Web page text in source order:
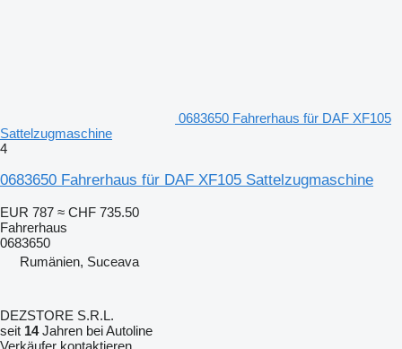
0683650 Fahrerhaus für DAF XF105
Sattelzugmaschine
4
0683650 Fahrerhaus für DAF XF105 Sattelzugmaschine
EUR 787 ≈ CHF 735.50
Fahrerhaus
0683650
Rumänien, Suceava
DEZSTORE S.R.L.
seit 14Jahren bei Autoline
Verkäufer kontaktieren